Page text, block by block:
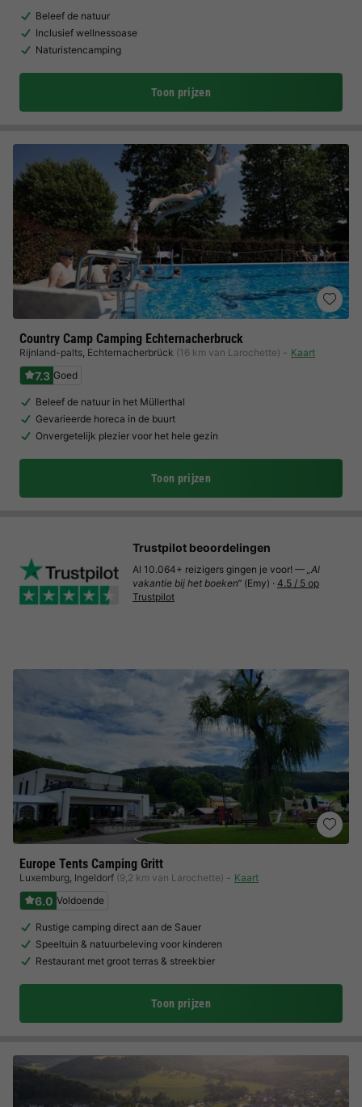
Beleef de natuur
Inclusief wellnessoase
Naturistencamping
Toon prijzen
Country Camp Camping Echternacherbruck
Rijnland-palts, Echternacherbrück (16 km van Larochette) Kaart
7.3 Goed
Beleef de natuur in het Müllerthal
Gevarieerde horeca in de buurt
Onvergetelijk plezier voor het hele gezin
Toon prijzen
Europe Tents Camping Gritt
Luxemburg, Ingeldorf (9,2 km van Larochette) Kaart
6.0 Voldoende
Rustige camping direct aan de Sauer
Speeltuin & natuurbeleving voor kinderen
Restaurant met groot terras & streekbier
Toon prijzen
Trustpilot beoordelingen
Al 10.064+ reizigers gingen je voor! — „Al
vakantie bij het boeken“ (Emy) · 4.5 / 5 op
Trustpilot